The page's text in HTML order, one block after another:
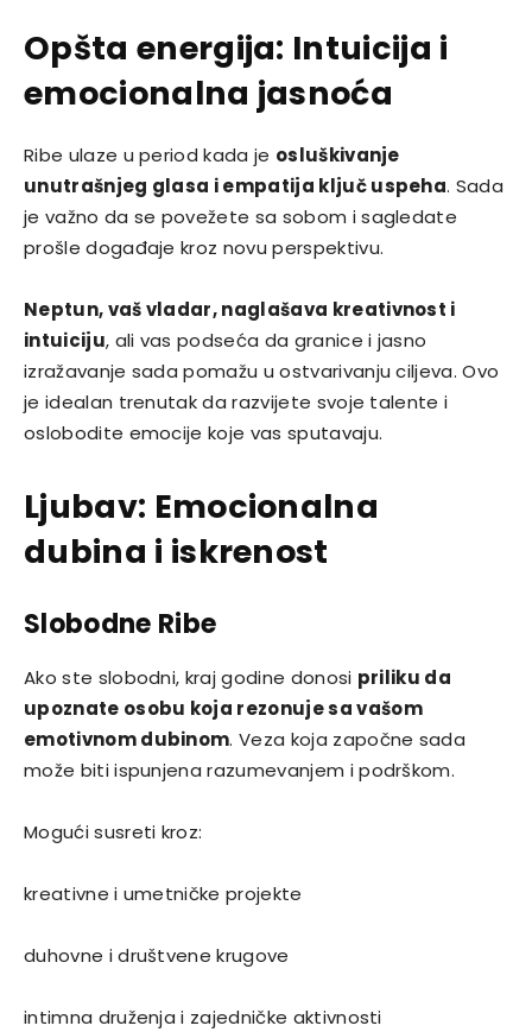
Opšta energija: Intuicija i
emocionalna jasnoća
Ribe ulaze u period kada je osluškivanje
unutrašnjeg glasa i empatija ključ uspeha. Sada
je važno da se povežete sa sobom i sagledate
prošle događaje kroz novu perspektivu.
Neptun, vaš vladar, naglašava kreativnost i
intuiciju, ali vas podseća da granice i jasno
izražavanje sada pomažu u ostvarivanju ciljeva. Ovo
je idealan trenutak da razvijete svoje talente i
oslobodite emocije koje vas sputavaju.
Ljubav: Emocionalna
dubina i iskrenost
Slobodne Ribe
Ako ste slobodni, kraj godine donosi priliku da
upoznate osobu koja rezonuje sa vašom
emotivnom dubinom. Veza koja započne sada
može biti ispunjena razumevanjem i podrškom.
Mogući susreti kroz:
kreativne i umetničke projekte
duhovne i društvene krugove
intimna druženja i zajedničke aktivnosti